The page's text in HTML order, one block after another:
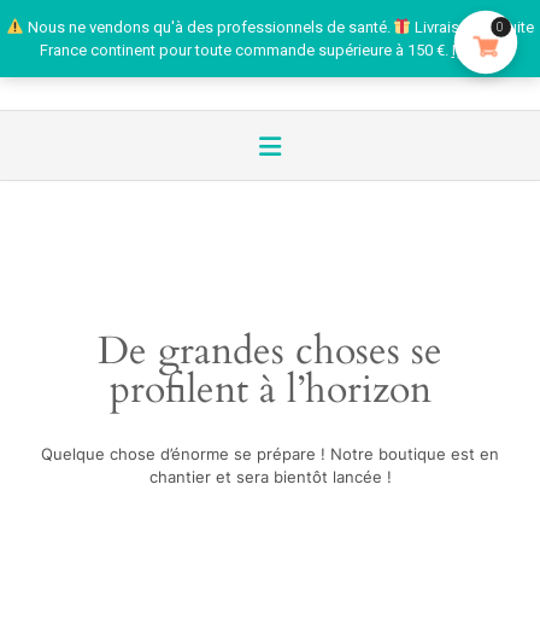
Nous ne vendons qu'à des professionnels de santé.
Livraison gratuite
France continent pour toute commande supérieure à 150 €. Ignorer
De grandes choses se
profilent à l’horizon
Quelque chose d’énorme se prépare ! Notre boutique est en
chantier et sera bientôt lancée !
0